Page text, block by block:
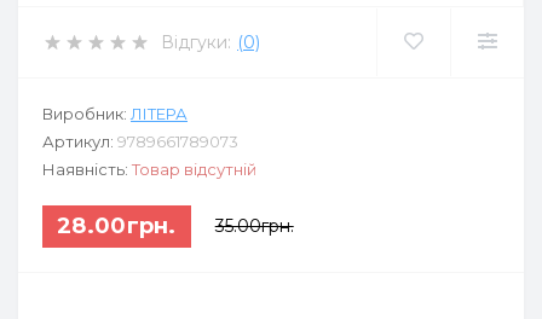
Відгуки: (0)
Виробник: ЛІТЕРА
Артикул: 9789661789073
Наявність: Товар відсутній
28.00грн. 35.00грн.